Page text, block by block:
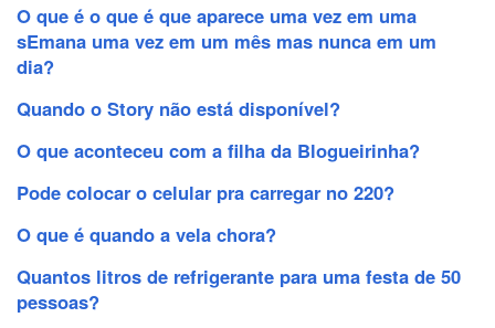
O que é o que é que aparece uma vez em uma
sEmana uma vez em um mês mas nunca em um
dia?
Quando o Story não está disponível?
O que aconteceu com a filha da Blogueirinha?
Pode colocar o celular pra carregar no 220?
O que é quando a vela chora?
Quantos litros de refrigerante para uma festa de 50
pessoas?